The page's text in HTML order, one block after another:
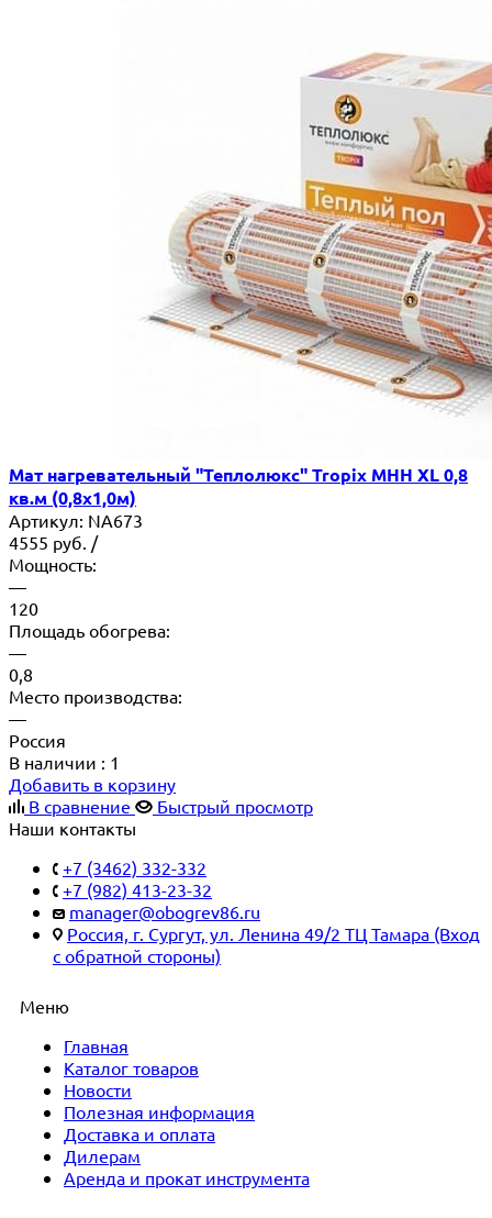
Мат нагревательный "Теплолюкс" Tropix МНН XL 0,8
кв.м (0,8х1,0м)
Артикул: NA673
4555 руб. /
Мощность:
—
120
Площадь обогрева:
—
0,8
Место производства:
—
Россия
В наличии : 1
Добавить в корзину
В сравнение
Быстрый просмотр
Наши контакты
+7 (3462) 332-332
+7 (982) 413-23-32
manager@obogrev86.ru
Россия, г. Сургут, ул. Ленина 49/2 ТЦ Тамара (Вход
с обратной стороны)
Меню
Главная
Каталог товаров
Новости
Полезная информация
Доставка и оплата
Дилерам
Аренда и прокат инструмента